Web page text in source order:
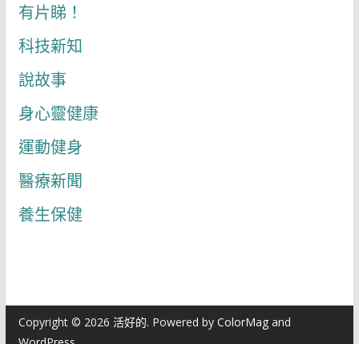
有片睇！
科技新知
說故事
身心靈健康
運動健身
醫療新聞
養生保健
Copyright © 2026 活好的. Powered by ColorMagand